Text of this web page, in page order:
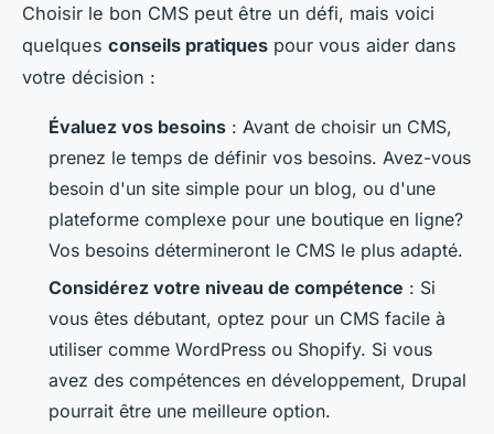
Choisir le bon CMS peut être un défi, mais voici
quelques conseils pratiques pour vous aider dans
votre décision :
Évaluez vos besoins : Avant de choisir un CMS,
prenez le temps de définir vos besoins. Avez-vous
besoin d'un site simple pour un blog, ou d'une
plateforme complexe pour une boutique en ligne?
Vos besoins détermineront le CMS le plus adapté.
Considérez votre niveau de compétence : Si
vous êtes débutant, optez pour un CMS facile à
utiliser comme WordPress ou Shopify. Si vous
avez des compétences en développement, Drupal
pourrait être une meilleure option.